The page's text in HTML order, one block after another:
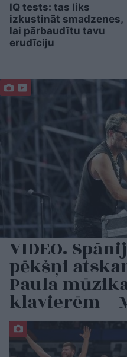
IQ tests: tas liks
izkustināt smadzenes,
lai pārbaudītu tavu
erudīciju
VIDEO.
pēkšņi
Paula
klavierēm –